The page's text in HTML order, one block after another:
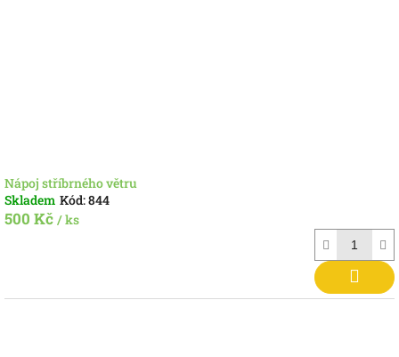
Nápoj stříbrného větru
Skladem Kód:844
500 Kč / ks